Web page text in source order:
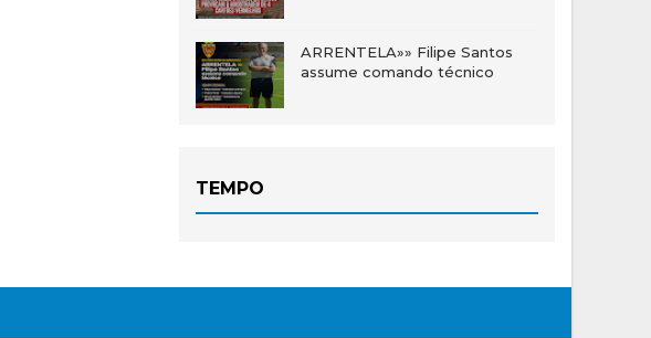
ARRENTELA»» Filipe Santos
assume comando técnico
TEMPO